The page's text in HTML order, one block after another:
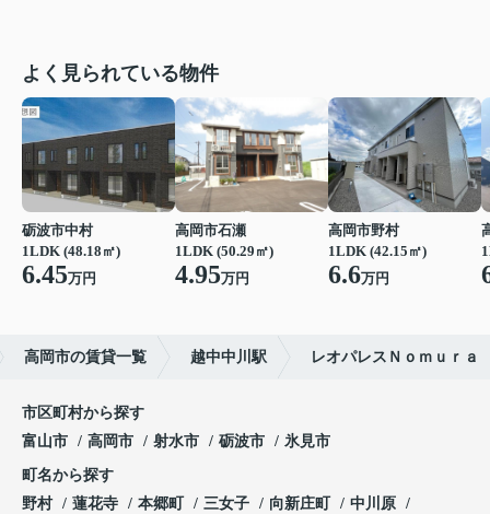
よく見られている物件
砺波市中村
1LDK (48.18㎡)
6.45万円
高岡市石瀬
1LDK (50.29㎡)
4.95万円
高岡市野村
1LDK (42.15㎡)
6.6万円
高岡市の賃貸一覧 越中中川駅 レオパレスＮｏｍｕｒａ
市区町村から探す
富山市
高岡市 射水市 砺波市 氷見市
町名から探す
野村
蓮花寺 本郷町 三女子 向新庄町
中川原